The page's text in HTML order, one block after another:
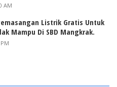
AM
Listrik Gratis Untuk
Mampu Di SBD Mangkrak.